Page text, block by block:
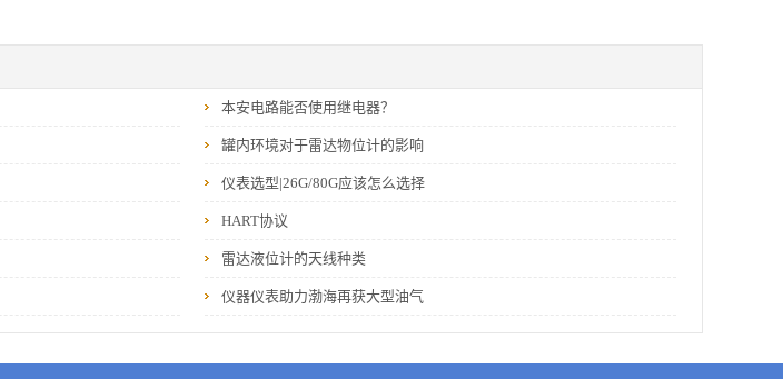
本安电路能否使用继电器？
罐内环境对于雷达物位计的影响
仪表选型|26G/80G应该怎么选择
HART协议
雷达液位计的天线种类
仪器仪表助力渤海再获大型油气